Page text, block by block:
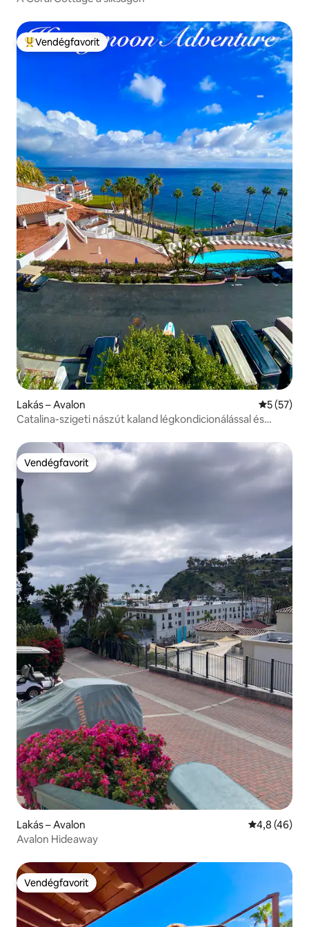
Kiemelt vendégfavorit
Vendégfavorit
Lakás – Avalon Átlagos
5 (57)
Catalina-szigeti nászút kaland légkondicionálással és
Vendégfavorit
Vendégfavorit
Lakás – Avalon Átlagos
4,8 (46)
Avalon Hideaway
Vendégfavorit
Vendégfavorit